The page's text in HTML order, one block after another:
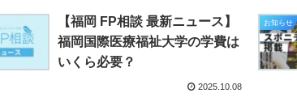
【福岡 FP相談 最新ニュース】
福岡国際医療福祉大学の学費は
いくら必要？
2025.10.08
お知らせ